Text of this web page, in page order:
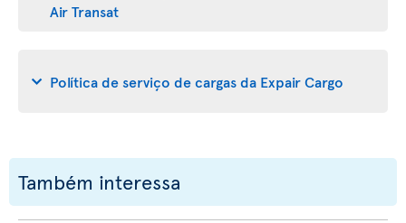
Air Transat
Política de serviço de cargas da Expair Cargo
Também interessa